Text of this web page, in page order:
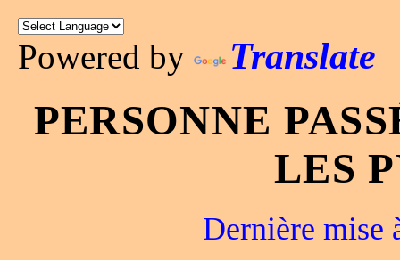
Powered by Translate
PERSONNE
LES
Dernière mise